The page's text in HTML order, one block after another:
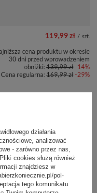
119,99 zł / szt.
cena produktu w okresie
30 dni przed wprowadzeniem
obniżki:139,99 zł-14%
Cena regularna:169,99 zł-29%
72,77 zł
działania
analizować
- zarówno przez nas,
cookies służą również
znajdziesz w
pol-
tego komunikatu